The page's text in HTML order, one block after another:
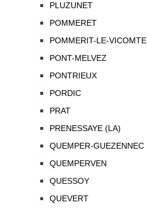
PLUZUNET
POMMERET
POMMERIT-LE-VICOMTE
PONT-MELVEZ
PONTRIEUX
PORDIC
PRAT
PRENESSAYE (LA)
QUEMPER-GUEZENNEC
QUEMPERVEN
QUESSOY
QUEVERT